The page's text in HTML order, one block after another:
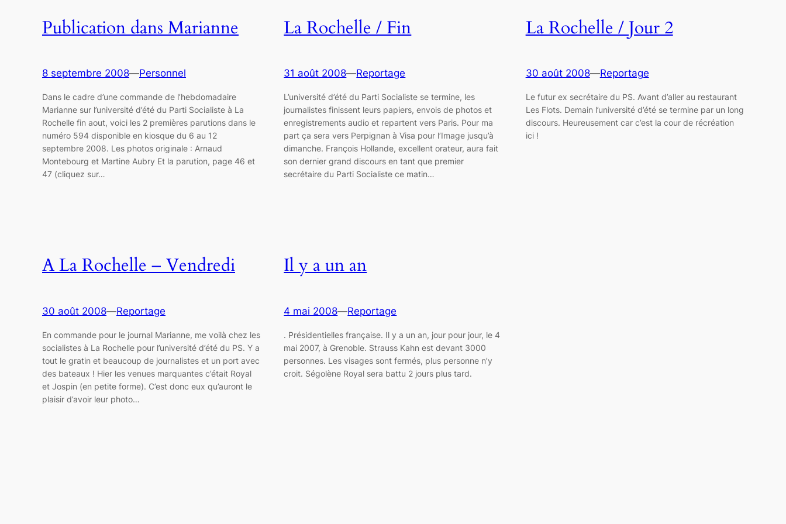
Publication dans Marianne
8 septembre 2008—Personnel
Dans le cadre d’une commande de l’hebdomadaire
Marianne sur l’université d’été du Parti Socialiste à La
Rochelle fin aout, voici les 2 premières parutions dans le
numéro 594 disponible en kiosque du 6 au 12
septembre 2008. Les photos originale : Arnaud
Montebourg et Martine Aubry Et la parution, page 46 et
47 (cliquez sur…
La Rochelle / Fin
31 août 2008—Reportage
L’université d’été du Parti Socialiste se termine, les
journalistes finissent leurs papiers, envois de photos et
enregistrements audio et repartent vers Paris. Pour ma
part ça sera vers Perpignan à Visa pour l’Image jusqu’à
dimanche. François Hollande, excellent orateur, aura fait
son dernier grand discours en tant que premier
secrétaire du Parti Socialiste ce matin…
La Rochelle / Jour 2
30 août 2008—Reportage
Le futur ex secrétaire du PS. Avant d’aller au restaurant
Les Flots. Demain l’université d’été se termine par un long
discours. Heureusement car c’est la cour de récréation
ici !
A La Rochelle – Vendredi
30 août 2008—Reportage
En commande pour le journal Marianne, me voilà chez les
socialistes à La Rochelle pour l’université d’été du PS. Y a
tout le gratin et beaucoup de journalistes et un port avec
des bateaux ! Hier les venues marquantes c’était Royal
et Jospin (en petite forme). C’est donc eux qu’auront le
plaisir d’avoir leur photo…
Il y a un an
4 mai 2008—Reportage
. Présidentielles française. Il y a un an, jour pour jour, le 4
mai 2007, à Grenoble. Strauss Kahn est devant 3000
personnes. Les visages sont fermés, plus personne n’y
croit. Ségolène Royal sera battu 2 jours plus tard.